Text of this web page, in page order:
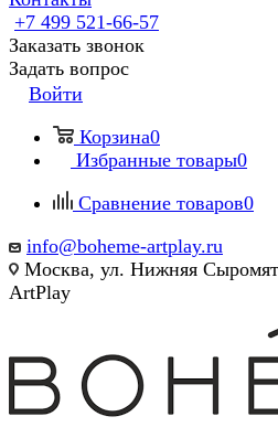
+7 499 521-66-57
Заказать звонок
Задать вопрос
Войти
Корзина0
Избранные товары0
Сравнение товаров0
info@boheme-artplay.ru
Москва, ул. Нижняя
ArtPlay